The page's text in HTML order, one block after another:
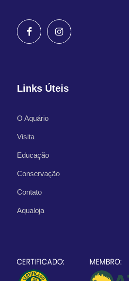
Links Úteis
O Aquário
Visita
Educação
Conservação
Contato
Aqualoja